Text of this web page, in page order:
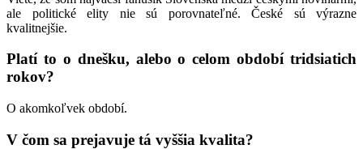
ale politické elity nie sú porovnateľné. České sú výrazne
kvalitnejšie.
Platí to o dnešku, alebo o celom období tridsiatich
rokov?
O akomkoľvek období.
V čom sa prejavuje tá vyššia kvalita?